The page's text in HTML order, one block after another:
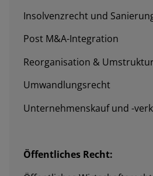
Insolvenzrecht und
Post M&A-Integration
Reorganisation &
Umwandlungsrecht
Unternehmenskauf und -
Öffentliches Recht: